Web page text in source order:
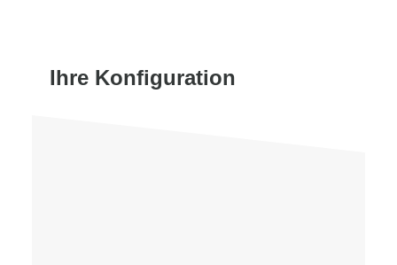
Ihre Konfiguration